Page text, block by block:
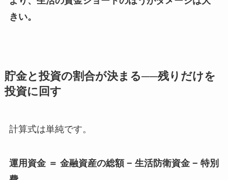
きい。
貯金と投資の割合が決まる──残りだけを
投資に回す
計算式は単純です。
運用資金 ＝ 金融資産の総額 − 生活防衛資金 − 特別